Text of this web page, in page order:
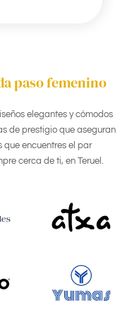
paso femenino
elegantes y cómodos
de prestigio que aseguran
que encuentres el par
cerca de ti, en Teruel.